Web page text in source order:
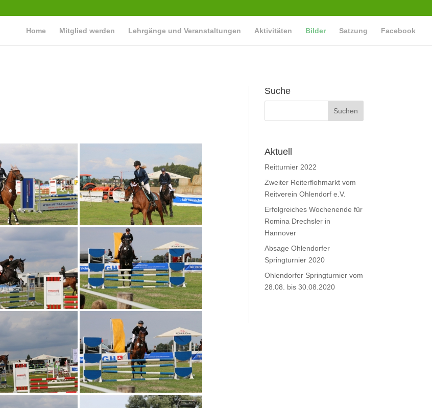
Home Mitglied werden Lehrgänge und Veranstaltungen Aktivitäten Bilder Satzung Facebook
Suche
Aktuell
Reitturnier 2022
Zweiter Reiterflohmarkt vom
Reitverein Ohlendorf e.V.
Erfolgreiches Wochenende für
Romina Drechsler in
Hannover
Absage Ohlendorfer
Springturnier 2020
Ohlendorfer Springturnier vom
28.08. bis 30.08.2020